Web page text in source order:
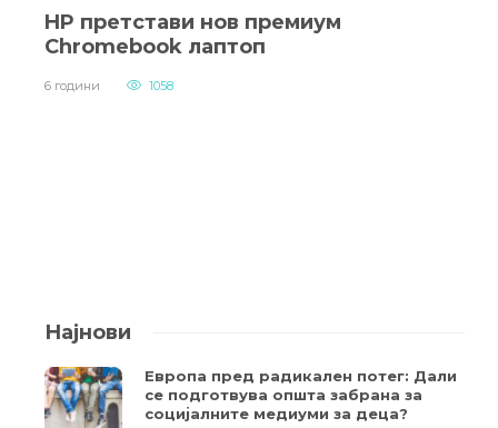
HP претстави нов премиум
Chromebook лаптоп
6 години 1058
Најнови
Европа пред радикален потег: Дали
се подготвува општа забрана за
социјалните медиуми за деца?